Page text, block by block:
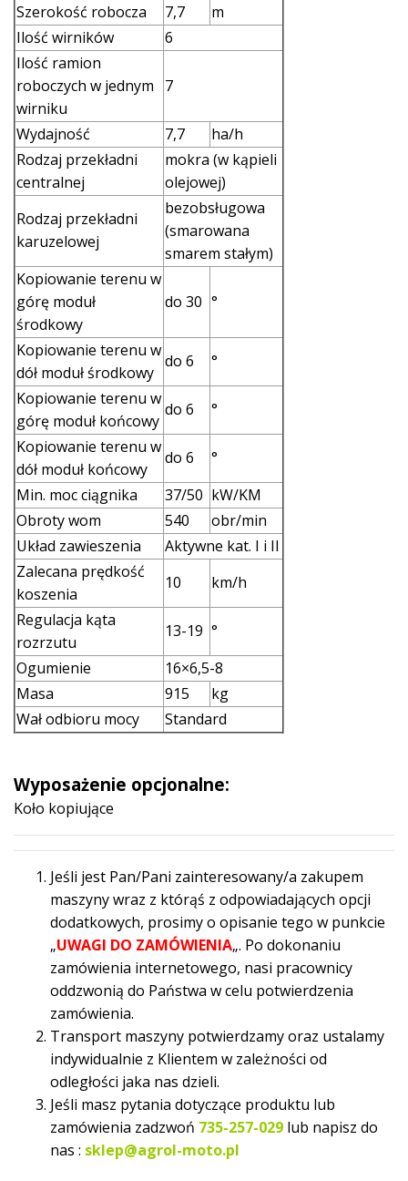
Szerokość robocza
7,7
m
Ilość wirników
6
Ilość ramion
roboczych w jednym
wirniku
7
Wydajność 7,7
ha/h
Rodzaj przekładni
centralnej
mokra (w kąpieli
olejowej)
Rodzaj przekładni
karuzelowej
bezobsługowa
(smarowana
smarem stałym)
Kopiowanie terenu w
górę moduł
środkowy
do 30 °
Kopiowanie terenu w
dół moduł środkowy
do 6
°
Kopiowanie terenu w
górę moduł końcowy
do 6
°
Kopiowanie terenu w
dół moduł końcowy
do 6
°
Min. moc ciągnika
37/50 kW/KM
Obroty wom
540
obr/min
Układ zawieszenia
Aktywne kat. I i II
Zalecana prędkość
koszenia
10
km/h
Regulacja kąta
rozrzutu
13-19 °
Ogumienie
16×6,5-8
Masa
915
kg
Wał odbioru mocy
Standard
Wyposażenie opcjonalne:
Koło kopiujące
Jeśli jest Pan/Pani zainteresowany/a zakupem
maszyny wraz z którąś z odpowiadających opcji
dodatkowych, prosimy o opisanie tego w punkcie
„UWAGI DO ZAMÓWIENIA„. Po dokonaniu
zamówienia internetowego, nasi pracownicy
oddzwonią do Państwa w celu potwierdzenia
zamówienia.
Transport maszyny potwierdzamy oraz ustalamy
indywidualnie z Klientem w zależności od
odległości jaka nas dzieli.
Jeśli masz pytania dotyczące produktu lub
zamówienia zadzwoń 735-257-029 lub napisz do
nas : sklep@agrol-moto.pl